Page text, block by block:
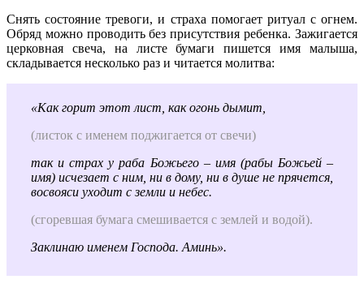
Снять состояние тревоги, и страха помогает ритуал с огнем.
Обряд можно проводить без присутствия ребенка. Зажигается
церковная свеча, на листе бумаги пишется имя малыша,
складывается несколько раз и читается молитва:
«Как горит этот лист, как огонь дымит,
(листок с именем поджигается от свечи)
так и страх у раба Божьего – имя (рабы Божьей –
имя) исчезает с ним, ни в дому, ни в душе не прячется,
восвояси уходит с земли и небес.
(сгоревшая бумага смешивается с землей и водой).
Заклинаю именем Господа. Аминь».